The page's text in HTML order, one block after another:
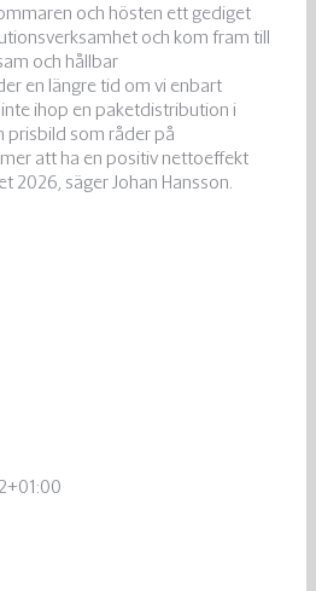
och hösten ett gediget
och kom fram till
och hållbar
en längre tid om vi enbart
ihop en paketdistribution i
prisbild som råder på
att ha en positiv nettoeffekt
2026, säger Johan Hansson.